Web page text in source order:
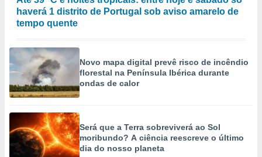
haverá 1 distrito de Portugal sob aviso amarelo de
tempo quente
Novo mapa digital prevê risco de incêndio
florestal na Península Ibérica durante
ondas de calor
Será que a Terra sobreviverá ao Sol
moribundo? A ciência reescreve o último
dia do nosso planeta